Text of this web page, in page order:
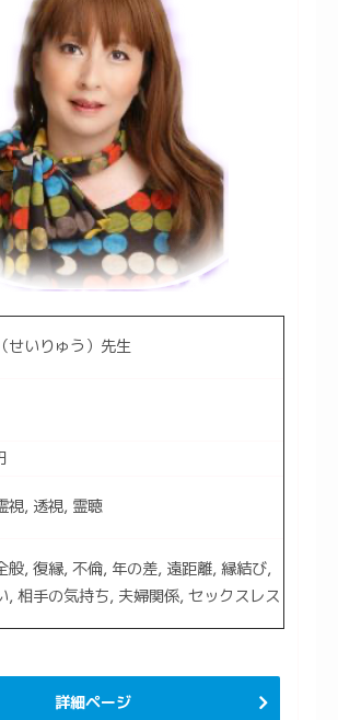
せいりゅう）先生
視, 透視, 霊聴
般, 復縁, 不倫, 年の差, 遠距離, 縁結び,
, 相手の気持ち, 夫婦関係, セックスレス
詳細ページ